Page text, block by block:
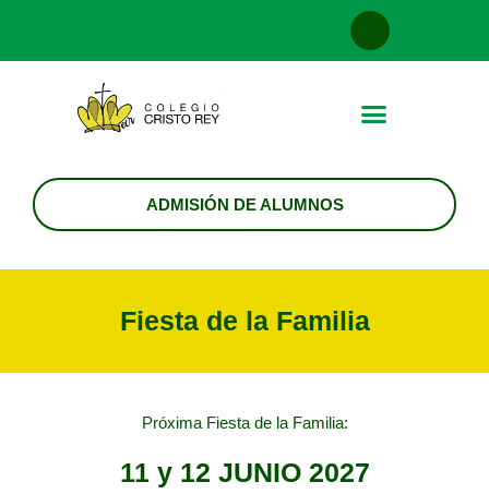
ADMISIÓN DE ALUMNOS
Fiesta de la Familia
Próxima Fiesta de la Familia:
11 y 12 JUNIO 2027